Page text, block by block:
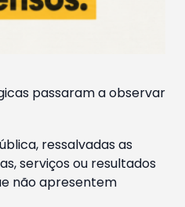
passaram a observar
ressalvadas as
serviços ou resultados
não apresentem